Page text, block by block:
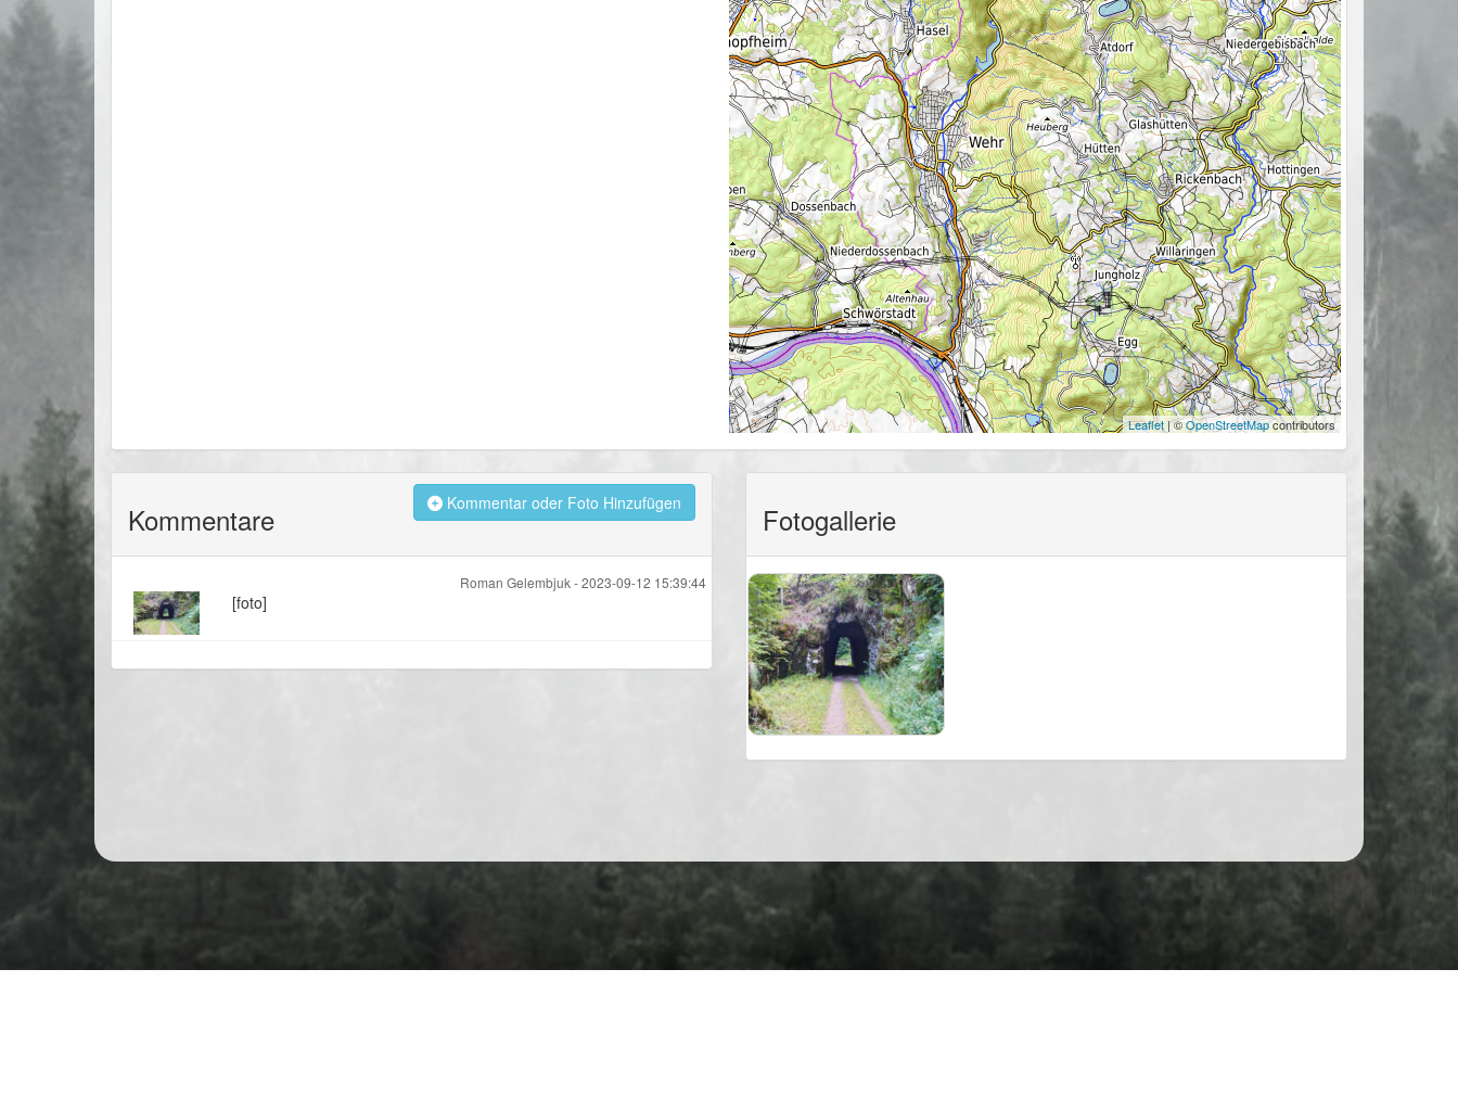
Leaflet| ©OpenStreetMapcontributors
Kommentare Kommentar oder Foto Hinzufügen
Roman Gelembjuk -2023-09-12 15:39:44
[foto]
Fotogallerie